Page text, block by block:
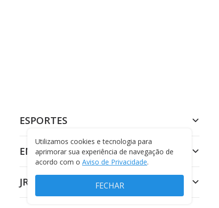
ESPORTES
ENTRETENIMENTO
JR 24H
Utilizamos cookies e tecnologia para
aprimorar sua experiência de navegação de
acordo com o Aviso de Privacidade.
FECHAR